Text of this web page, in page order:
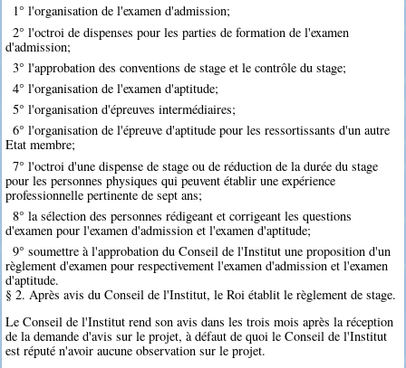
1° l'organisation de l'examen d'admission;
2° l'octroi de dispenses pour les parties de formation de l'examen
d'admission;
3° l'approbation des conventions de stage et le contrôle du stage;
4° l'organisation de l'examen d'aptitude;
5° l'organisation d'épreuves intermédiaires;
6° l'organisation de l'épreuve d'aptitude pour les ressortissants d'un autre
Etat membre;
7° l'octroi d'une dispense de stage ou de réduction de la durée du stage
pour les personnes physiques qui peuvent établir une expérience
professionnelle pertinente de sept ans;
8° la sélection des personnes rédigeant et corrigeant les questions
d'examen pour l'examen d'admission et l'examen d'aptitude;
9° soumettre à l'approbation du Conseil de l'Institut une proposition d'un
règlement d'examen pour respectivement l'examen d'admission et l'examen
d'aptitude.
§ 2. Après avis du Conseil de l'Institut, le Roi établit le règlement de stage.
Le Conseil de l'Institut rend son avis dans les trois mois après la réception
de la demande d'avis sur le projet, à défaut de quoi le Conseil de l'Institut
est réputé n'avoir aucune observation sur le projet.